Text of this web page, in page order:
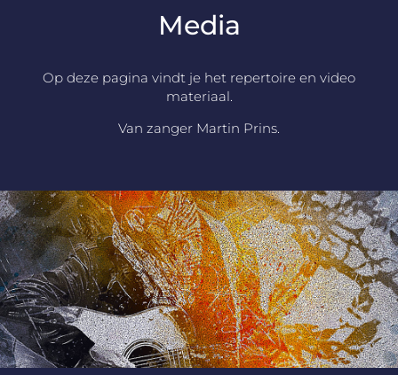
Media
Op deze pagina vindt je het repertoire en video
materiaal.
Van zanger Martin Prins.